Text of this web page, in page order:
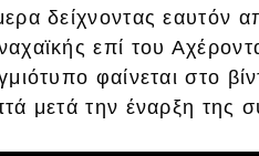
δείχνοντας εαυτόν
επί του
φαίνεται στο
μετά την έναρξη της